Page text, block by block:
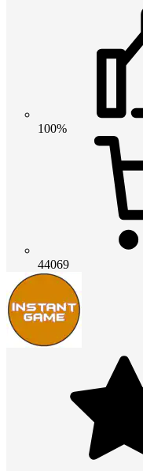
100%
44069